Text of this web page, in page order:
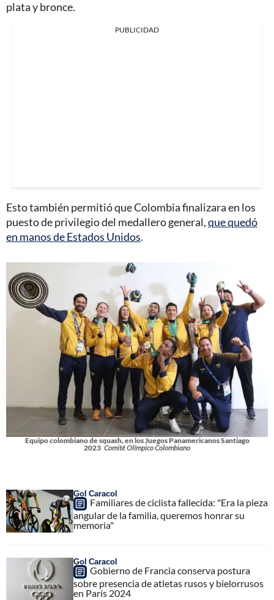
plata y bronce.
PUBLICIDAD
Esto también permitió que Colombia finalizara en los
puesto de privilegio del medallero general,que quedó
en manos de Estados Unidos.
Equipo colombiano de squash, en los Juegos Panamericanos Santiago
2023 Comité Olímpico Colombiano
Gol Caracol
Familiares de ciclista fallecida: "Era la pieza
angular de la familia, queremos honrar su
memoria"
Gol Caracol
Gobierno de Francia conserva postura
sobre presencia de atletas rusos y bielorrusos
en París 2024